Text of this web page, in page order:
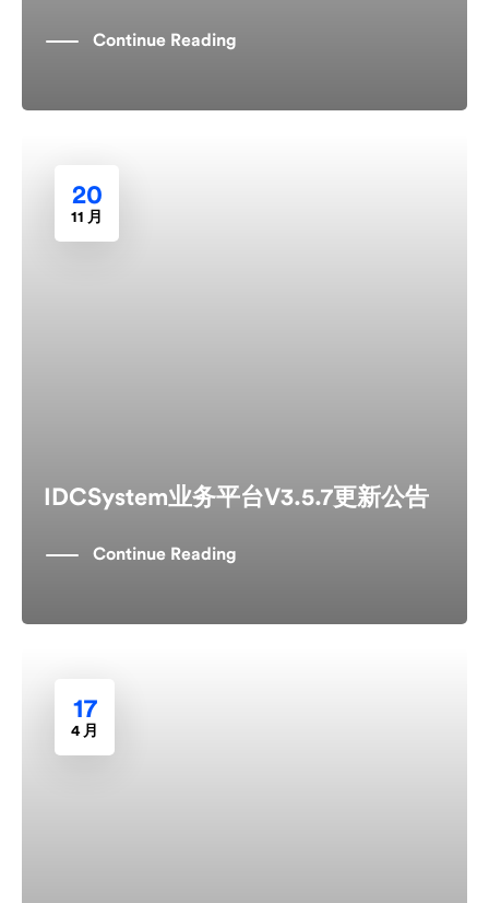
Continue Reading
20
11 月
IDCSystem业务平台V3.5.7更新公告
Continue Reading
17
4 月